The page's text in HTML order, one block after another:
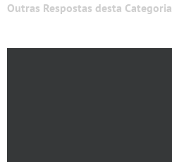
Outras Respostas desta Categoria